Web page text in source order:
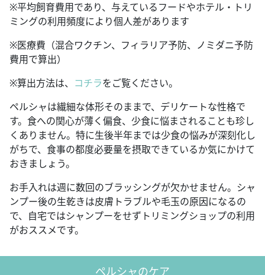
※平均飼育費用であり、与えているフードやホテル・トリ
ミングの利用頻度により個人差があります
※医療費（混合ワクチン、フィラリア予防、ノミダニ予防
費用で算出）
※算出方法は、 コチラをご覧ください。
ペルシャは繊細な体形そのままで、デリケートな性格で
す。食への関心が薄く偏食、少食に悩まされることも珍し
くありません。特に生後半年までは少食の悩みが深刻化し
がちで、食事の都度必要量を摂取できているか気にかけて
おきましょう。
お手入れは週に数回のブラッシングが欠かせません。シャ
ンプー後の生乾きは皮膚トラブルや毛玉の原因になるの
で、自宅ではシャンプーをせずトリミングショップの利用
がおススメです。
ペルシャのケア